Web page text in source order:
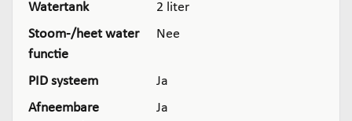
Watertank
2 liter
Stoom-/heet water
functie
Nee
PID systeem
Ja
Afneembare
Ja